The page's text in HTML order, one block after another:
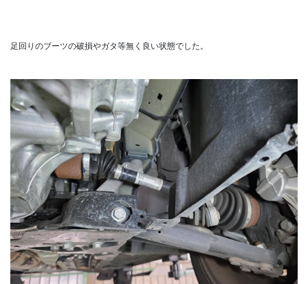
足回りのブーツの破損やガタ等無く良い状態でした。